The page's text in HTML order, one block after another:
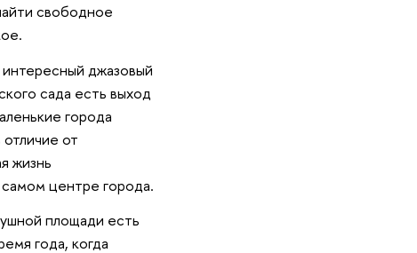
свободное
интересный джазовый
сада есть выход
города
от
жизнь
центре города.
площади есть
года, когда